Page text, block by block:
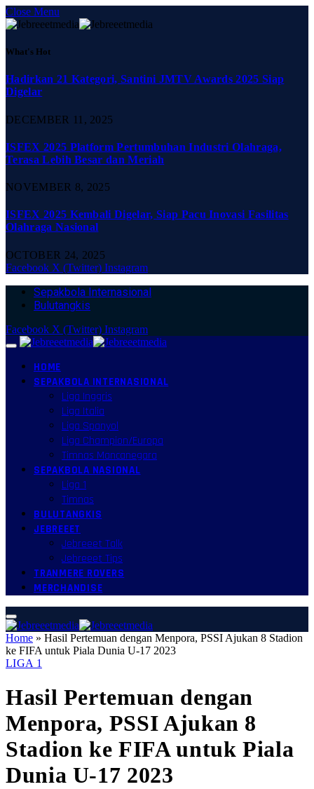
Close Menu
What's Hot
Hadirkan 21 Kategori, Santini JMTV Awards 2025 Siap
Digelar
DECEMBER 11, 2025
ISFEX 2025 Platform Pertumbuhan Industri Olahraga,
Terasa Lebih Besar dan Meriah
NOVEMBER 8, 2025
ISFEX 2025 Kembali Digelar, Siap Pacu Inovasi Fasilitas
Olahraga Nasional
OCTOBER 24, 2025
Facebook X (Twitter) Instagram
Sepakbola Internasional
Bulutangkis
Facebook X (Twitter) Instagram
HOME
SEPAKBOLA INTERNASIONAL
Liga Inggris
Liga Italia
Liga Spanyol
Liga Champion/Europa
Timnas Mancanegara
SEPAKBOLA NASIONAL
Liga 1
Timnas
BULUTANGKIS
JEBREEET
Jebreeet Talk
Jebreeet Tips
TRANMERE ROVERS
MERCHANDISE
Home » Hasil Pertemuan dengan Menpora, PSSI Ajukan 8 Stadion
ke FIFA untuk Piala Dunia U-17 2023
LIGA 1
Hasil Pertemuan dengan
Menpora, PSSI Ajukan 8
Stadion ke FIFA untuk Piala
Dunia U-17 2023